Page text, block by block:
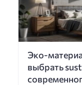
Эко-
выбрать